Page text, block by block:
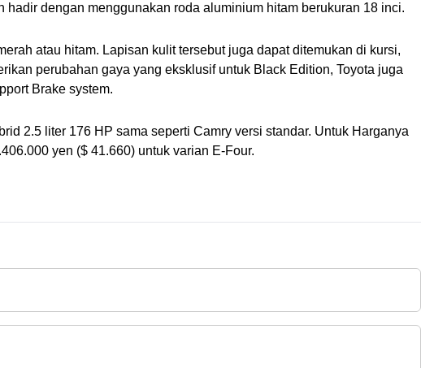
dengan menggunakan roda aluminium hitam berukuran 18 inci.
atau hitam. Lapisan kulit tersebut juga dapat ditemukan di kursi,
perubahan gaya yang eksklusif untuk Black Edition, Toyota juga
Brake system.
2.5 liter 176 HP sama seperti Camry versi standar. Untuk Harganya
yen ($ 41.660) untuk varian E-Four.